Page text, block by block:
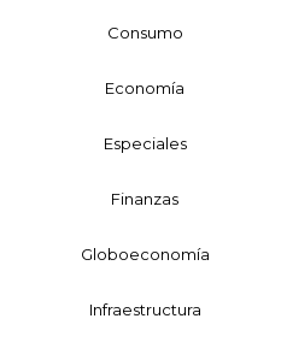
Consumo
Economía
Especiales
Finanzas
Globoeconomía
Infraestructura